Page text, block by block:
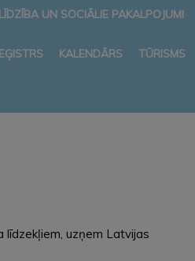
UN SOCIĀLIE PAKALPOJUMI
KALENDĀRS TŪRISMS
līdzekļiem, uzņem Latvijas